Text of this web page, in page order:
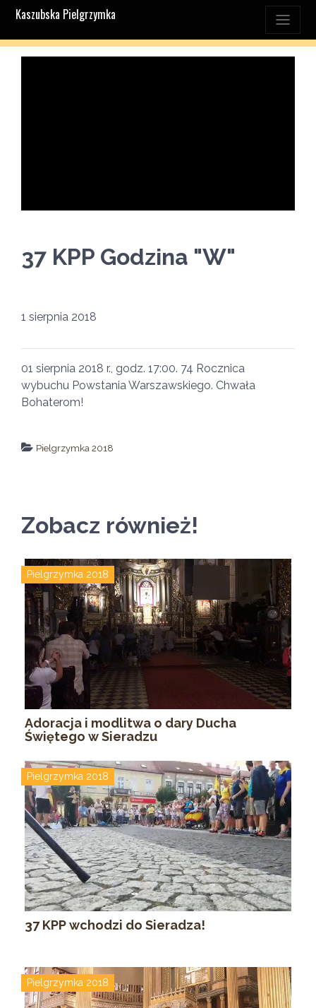
Kaszubska Pielgrzymka
37 KPP Godzina "W"
1 sierpnia 2018
01 sierpnia 2018 r., godz. 17:00. 74 Rocznica
wybuchu Powstania Warszawskiego. Chwała
Bohaterom!
Pielgrzymka 2018
Zobacz również!
Pielgrzymka 2018
Adoracja i modlitwa o dary Ducha
Świętego w Sieradzu
Pielgrzymka 2018
37 KPP wchodzi do Sieradza!
Pielgrzymka 2018